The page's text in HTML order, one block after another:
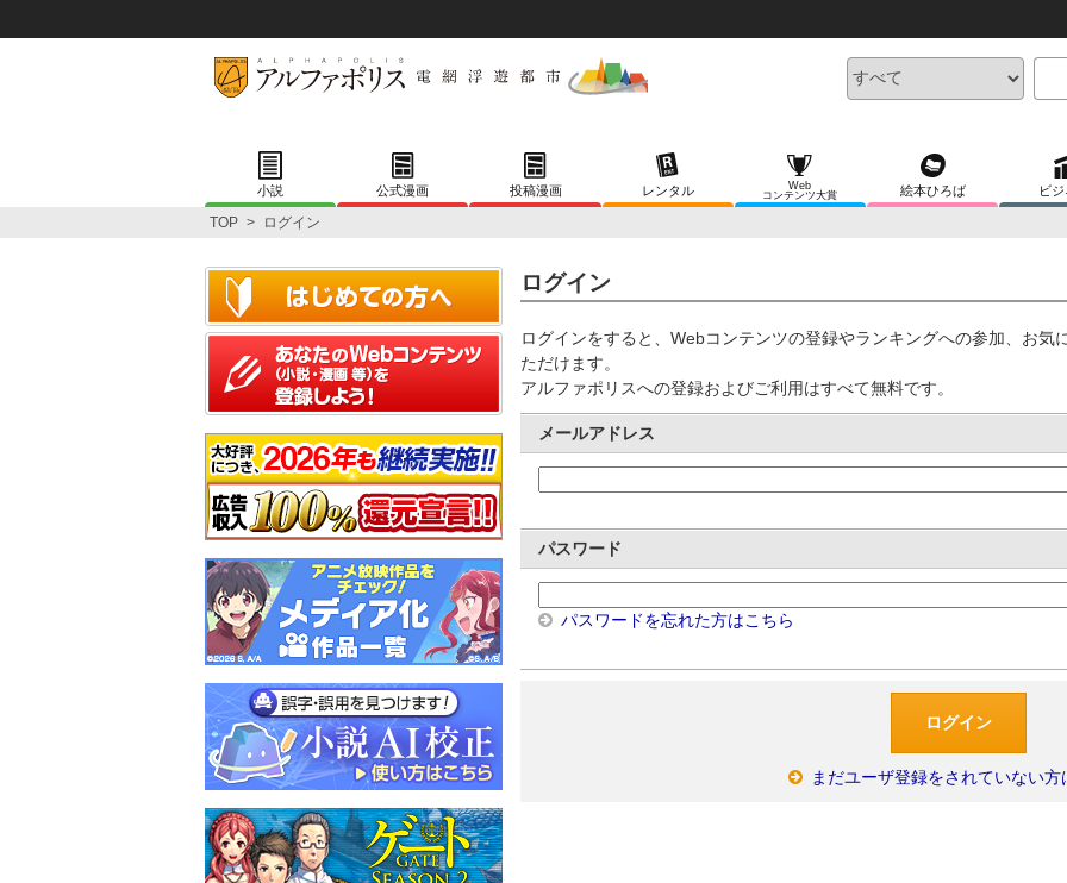
小説 公式漫画 投稿漫画 レンタル
Web
コンテンツ大賞
絵本ひろば ビ
TOP > ログイン
ログイン
ログインをすると、Webコンテンツの登録やランキングへの参加、お気
ただけます。
アルファポリスへの登録およびご利用はすべて無料です。
メールアドレス
パスワード
パスワードを忘れた方はこちら
まだユーザ登録をされていない方